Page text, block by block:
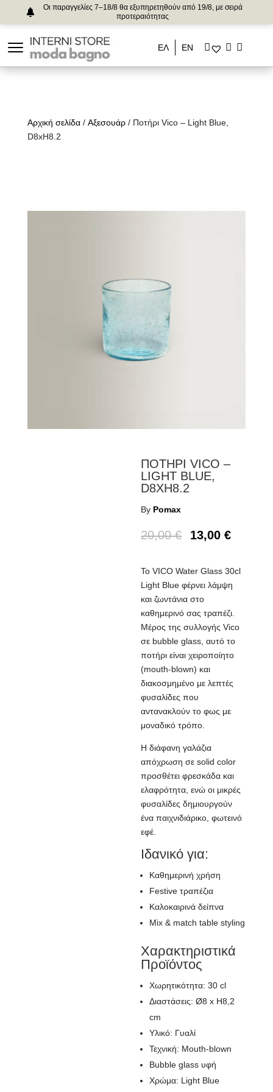
Οι παραγγελίες 7–18/8 θα εξυπηρετηθούν από 19/8, με σειρά
προτεραιότητας
ΕΛ ΕΝ
Αρχική σελίδα/ Αξεσουάρ/ Ποτήρι Vico – Light Blue,
D8xH8.2
ΠΟΤΗΡΙ VICO –
LIGHT BLUE,
D8XH8.2
By Pomax
20,00€ 13,00€
Το VICO Water Glass 30cl
Light Blue φέρνει λάμψη
και ζωντάνια στο
καθημερινό σας τραπέζι.
Μέρος της συλλογής Vico
σε bubble glass, αυτό το
ποτήρι είναι χειροποίητο
(mouth-blown) και
διακοσμημένο με λεπτές
φυσαλίδες που
αντανακλούν το φως με
μοναδικό τρόπο.
Η διάφανη γαλάζια
απόχρωση σε solid color
προσθέτει φρεσκάδα και
ελαφρότητα, ενώ οι μικρές
φυσαλίδες δημιουργούν
ένα παιχνιδιάρικο, φωτεινό
εφέ.
Ιδανικό για:
Καθημερινή χρήση
Festive τραπέζια
Καλοκαιρινά δείπνα
Mix & match table styling
Χαρακτηριστικά
Προϊόντος
Χωρητικότητα: 30 cl
Διαστάσεις: Ø8 x H8,2
cm
Υλικό: Γυαλί
Τεχνική: Mouth-blown
Bubble glass υφή
Χρώμα: Light Blue